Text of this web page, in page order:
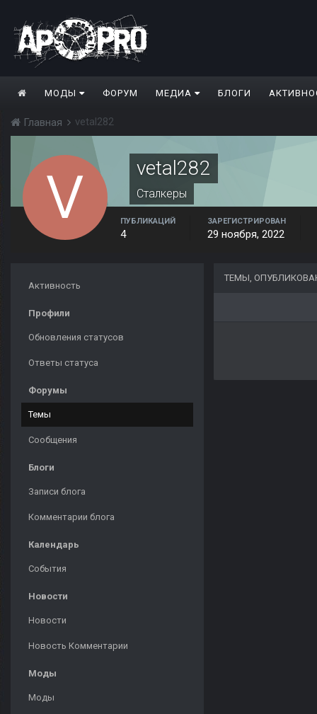
МОДЫ ФОРУМ МЕДИА БЛОГИ
Главная vetal282
vetal282
Сталкеры
ПУБЛИКАЦИЙ
4
ЗАРЕГИСТРИРОВАН
29 ноября, 2022
Активность
Профили
Обновления статусов
Ответы статуса
Форумы
Темы
Сообщения
Блоги
Записи блога
Комментарии блога
Календарь
События
Новости
Новости
Новость Комментарии
Моды
Моды
ТЕМЫ,